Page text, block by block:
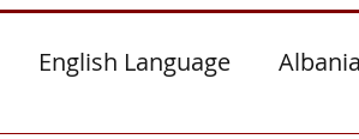
English Language